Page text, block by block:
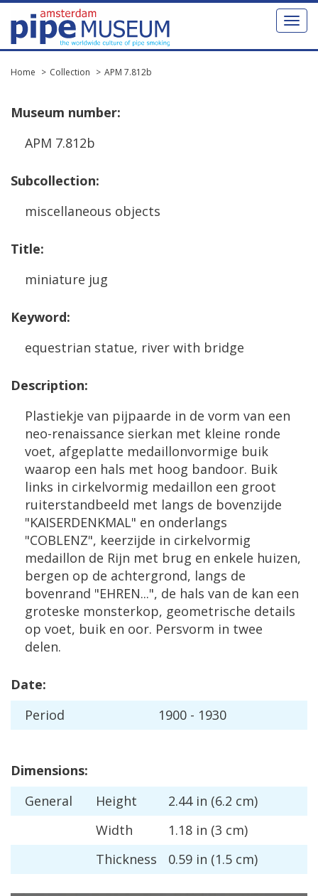
Toggle
Home Collection APM 7.812b
Museum number:
APM 7.812b
Subcollection:
miscellaneous objects
Title:
miniature jug
Keyword:
equestrian statue, river with bridge
Description:
Plastiekje van pijpaarde in de vorm van een
neo-renaissance sierkan met kleine ronde
voet, afgeplatte medaillonvormige buik
waarop een hals met hoog bandoor. Buik
links in cirkelvormig medaillon een groot
ruiterstandbeeld met langs de bovenzijde
"KAISERDENKMAL" en onderlangs
"COBLENZ", keerzijde in cirkelvormig
medaillon de Rijn met brug en enkele huizen,
bergen op de achtergrond, langs de
bovenrand "EHREN...", de hals van de kan een
groteske monsterkop, geometrische details
op voet, buik en oor. Persvorm in twee
delen.
Date:
Period
1900 - 1930
Dimensions:
General
Height 2.44 in (6.2 cm)
Width
1.18 in (3 cm)
Thickness
0.59 in (1.5 cm)